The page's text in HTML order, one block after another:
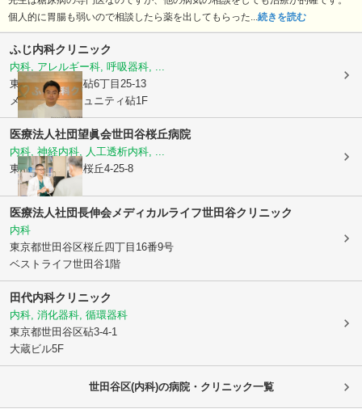
個人的に胃腸も弱いので相談したら薬を出してもらった...続きを読む
ふじ内科クリニック
内科, アレルギー科, 呼吸器科, ...
東京都世田谷区砧6丁目25-13
メディカルコミュニティ砧1F
医療法人社団望眞会世田谷桜丘病院
内科, 神経内科, 人工透析内科, ...
東京都世田谷区桜丘4-25-8
医療法人社団長伸会メディカルライフ世田谷クリニック
内科
東京都世田谷区桜丘四丁目16番9号
ベストライフ世田谷1階
田代内科クリニック
内科, 消化器科, 循環器科
東京都世田谷区砧3-4-1
大蔵ビル5F
世田谷区(内科)の病院・クリニック一覧